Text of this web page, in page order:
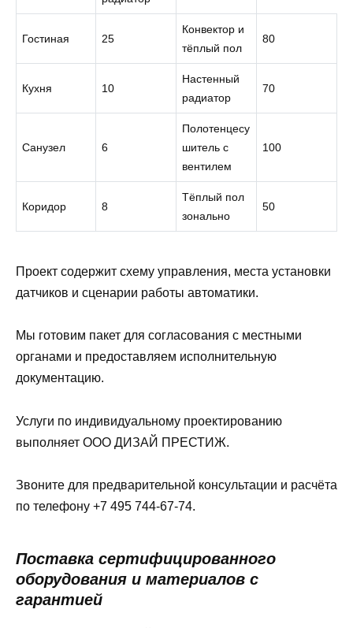
Гостиная 25
Конвектор и
тёплый пол
80
Кухня 10
Настенный
радиатор
70
Санузел 6
Полотенцесу
шитель с
вентилем
100
Коридор 8
Тёплый пол
зонально
50
Проект содержит схему управления, места установки
датчиков и сценарии работы автоматики.
Мы готовим пакет для согласования с местными
органами и предоставляем исполнительную
документацию.
Услуги по индивидуальному проектированию
выполняет ООО ДИЗАЙ ПРЕСТИЖ.
Звоните для предварительной консультации и расчёта
по телефону +7 495 744-67-74.
Поставка сертифицированного
оборудования и материалов с
гарантией